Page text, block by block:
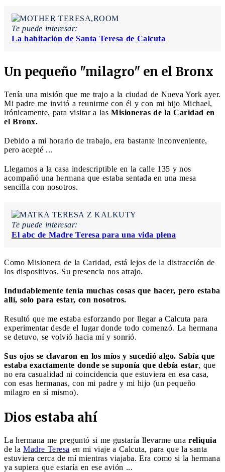
Te puede interesar:
La habitación de Santa Teresa de Calcuta
Un pequeño "milagro" en el Bronx
Tenía una misión que me trajo a la ciudad de Nueva York ayer.
Mi padre me invitó a reunirme con él y con mi hijo Michael,
irónicamente, para visitar a las Misioneras de la Caridad en
el Bronx.
Debido a mi horario de trabajo, era bastante inconveniente,
pero acepté ...
Llegamos a la casa indescriptible en la calle 135 y nos
acompañó una hermana que estaba sentada en una mesa
sencilla con nosotros.
Te puede interesar:
El abc de Madre Teresa para una vida plena
Como Misionera de la Caridad, está lejos de la distracción de
los dispositivos. Su presencia nos atrajo.
Indudablemente tenía muchas cosas que hacer, pero estaba
allí, solo para estar, con nosotros.
Resultó que me estaba esforzando por llegar a Calcuta para
experimentar desde el lugar donde todo comenzó. La hermana
se detuvo, se volvió hacia mí y sonrió.
Sus ojos se clavaron en los míos y sucedió algo. Sabía que
estaba exactamente donde se suponía que debía estar, que
no era casualidad ni coincidencia que estuviera en esa casa,
con esas hermanas, con mi padre y mi hijo (un pequeño
milagro en sí mismo).
Dios estaba ahí
La hermana me preguntó si me gustaría llevarme una reliquia
de la Madre Teresa en mi viaje a Calcuta, para que la santa
estuviera cerca de mí mientras viajaba. Era como si la hermana
ya supiera que estaría en ese avión ...